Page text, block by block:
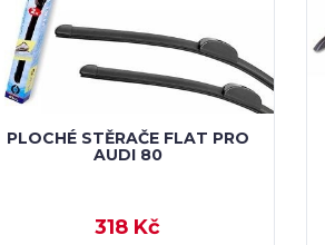
PLOCHÉ STĚRAČE FLAT PRO
AUDI 80
318 Kč